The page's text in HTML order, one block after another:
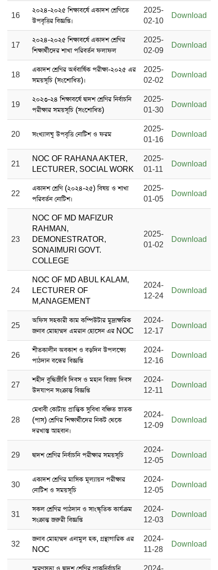
16
২০২৪-২০২৫ শিক্ষাবর্ষে একাদশ শ্রেণিতে
উপবৃত্তির বিজ্ঞপ্তি।
2025-
02-10
Download
17
২০২৪-২০২৫ শিক্ষাবর্ষে একাদশ শ্রেণির
শিক্ষার্থীদের শাখা পরিবর্তন ফলাফল
2025-
02-09
Download
18
একাদশ শ্রেণির অর্ধবার্ষিক পরীক্ষা-২০২৫ এর
সময়সূচি (সংশোধিত)।
2025-
02-02
Download
19
২০২৩-২৪ শিক্ষাবর্ষে দ্বাদশ শ্রেণির নির্বাচনি
পরীক্ষার সময়সূচি (সংশোধিত)
2025-
01-30
Download
20 সংখ্যালঘু উপবৃত্তি নোটিশ ও ফরম
2025-
01-16
Download
21
NOC OF RAHANA AKTER,
LECTURER, SOCIAL WORK
2025-
01-11
Download
22
একাদশ শ্রেণি (২০২৪-২৫) বিষয় ও শাখা
পরিবর্তন নোটিশ।
2025-
01-05
Download
23
NOC OF MD MAFIZUR
RAHMAN,
DEMONESTRATOR,
SONAIMURI GOVT.
COLLEGE
2025-
01-02
Download
24
NOC OF MD ABUL KALAM,
LECTURER OF
M,ANAGEMENT
2024-
12-24
Download
25
অফিস সহকারী কাম কম্পিউটার মুদ্রাক্ষরিক
জনাব মোহাম্মদ এমরান হোসেন এর NOC
2024-
12-17
Download
26
শীতকালীন অবকাশ ও বড়দিন উপলক্ষ্যে
পাঠদান বন্ধের বিজ্ঞপ্তি
2024-
12-16
Download
27
শহীদ বুদ্ধিজীবি দিবস ও মহান বিজয় দিবস
উদযাপন সংক্রান্ত বিজ্ঞপ্তি
2024-
12-11
Download
28
মেধাবী কোটায় প্রান্তিক সুবিধা বঞ্চিত স্নাতক
(পাস) শ্রেণির শিক্ষার্থীদের নিকট থেকে
দরখাস্ত আহবান।
2024-
12-09
Download
29 দ্বাদশ শ্রেণির নির্বাচনি পরীক্ষার সময়সূচি
2024-
12-05
Download
30
একাদশ শ্রেণির মাসিক মূল্যায়ন পরীক্ষার
নোটিশ ও সময়সূচি
2024-
12-05
Download
31
সকল শ্রেণির পাঠদান ও সাংস্কৃতিক কার্যক্রম
সংক্রান্ত জরুরী বিজ্ঞপ্তি
2024-
12-03
Download
32
জনাব মোহাম্মদ এনামুল হক, গ্রন্থাগারিক এর
NOC
2024-
11-28
Download